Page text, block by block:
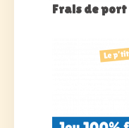
Frais de port